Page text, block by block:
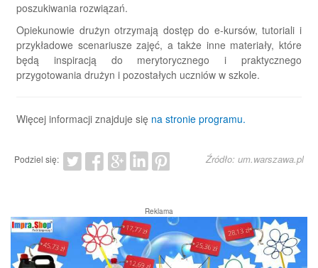
poszukiwania rozwiązań.
Opiekunowie drużyn otrzymają dostęp do e-kursów, tutoriali i
przykładowe scenariusze zajęć, a także inne materiały, które
będą inspiracją do merytorycznego i praktycznego
przygotowania drużyn i pozostałych uczniów w szkole.
Więcej informacji znajduje się na stronie programu.
Podziel się: Źródło: um.warszawa.pl
Reklama